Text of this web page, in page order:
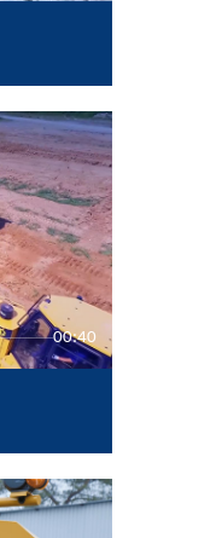
00:40